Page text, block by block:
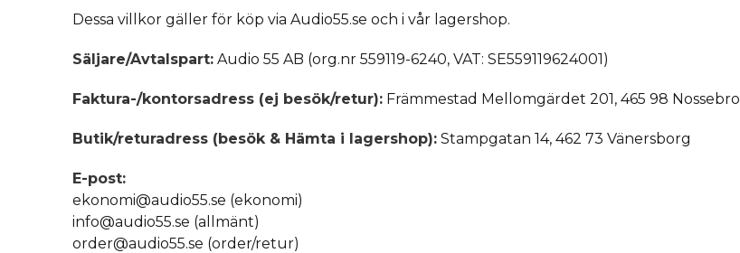
Dessa villkor gäller för köp via Audio55.se och i vår lagershop.
Säljare/Avtalspart: Audio 55 AB (org.nr 559119-6240, VAT: SE559119624001)
Faktura-/kontorsadress (ej besök/retur): Främmestad Mellomgärdet 201, 465 98 Nossebro
Butik/returadress (besök & Hämta i lagershop): Stampgatan 14, 462 73 Vänersborg
E-post:
ekonomi@audio55.se (ekonomi)
info@audio55.se (allmänt)
order@audio55.se (order/retur)